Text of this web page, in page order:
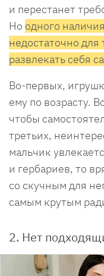
и перестанет
Но одного
недостаточно для
развлекать себя
Во-первых,
ему по возрасту.
чтобы
третьих,
мальчик
и гербариев, то
со скучным для
самым крутым
2. Нет